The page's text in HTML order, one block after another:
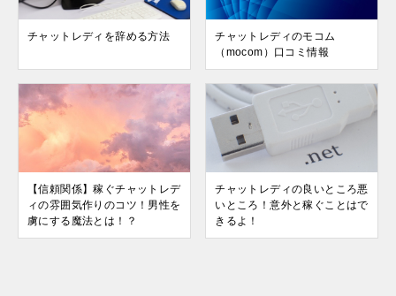
チャットレディを辞める方法
チャットレディのモコム
（mocom）口コミ情報
【信頼関係】稼ぐチャットレデ
ィの雰囲気作りのコツ！男性を
虜にする魔法とは！？
チャットレディの良いところ悪
いところ！意外と稼ぐことはで
きるよ！